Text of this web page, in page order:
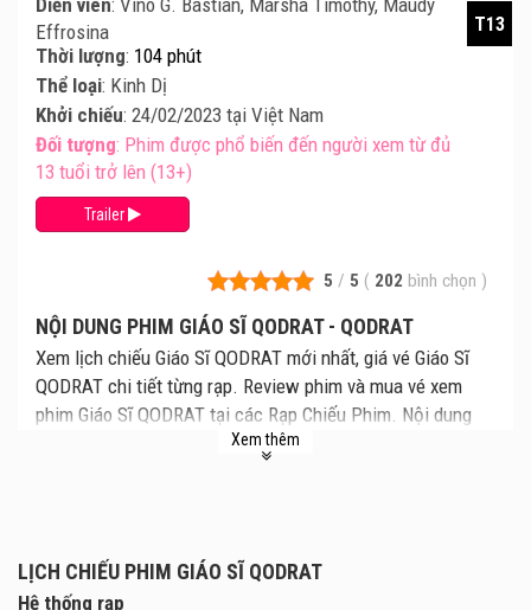
5 / 5 ( 202 bình chọn )
NỘI DUNG PHIM GIÁO SĨ QODRAT - QODRAT
Xem lịch chiếu Giáo Sĩ QODRAT mới nhất, giá vé Giáo Sĩ
QODRAT chi tiết từng rạp. Review phim và mua vé xem
phim Giáo Sĩ QODRAT tại các Rạp Chiếu Phim. Nội dung
phim kể về giáo sĩ và đồng thời là một chuyên gia về
mê nặng.
Qodrat cũng phát hiện bản thân mình bị ám bởi một con
Xem thêm
Diễn viên: Vino G. Bastian, Marsha Timothy, Maudy
Effrosina
Thời lượng: 104 phút
Thể loại: Kinh Dị
Khởi chiếu: 24/02/2023 tại Việt Nam
Đối tượng: Phim được phổ biến đến người xem từ đủ
13 tuổi trở lên (13+)
Trailer
T13
LỊCH CHIẾU PHIM GIÁO SĨ QODRAT
Hệ thống rạp